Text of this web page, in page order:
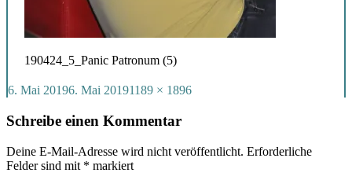
190424_5_Panic Patronum (5)
Veröffentlicht
6. Mai 20196. Mai 2019Volle
1189 × 1896
Schreibe einen Kommentar
Deine E-Mail-Adresse wird nicht veröffentlicht. Erforderliche
Felder sind mit * markiert